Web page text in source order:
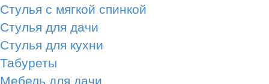
Стулья с мягкой спинкой
Стулья для дачи
Стулья для кухни
Табуреты
Мебель для дачи